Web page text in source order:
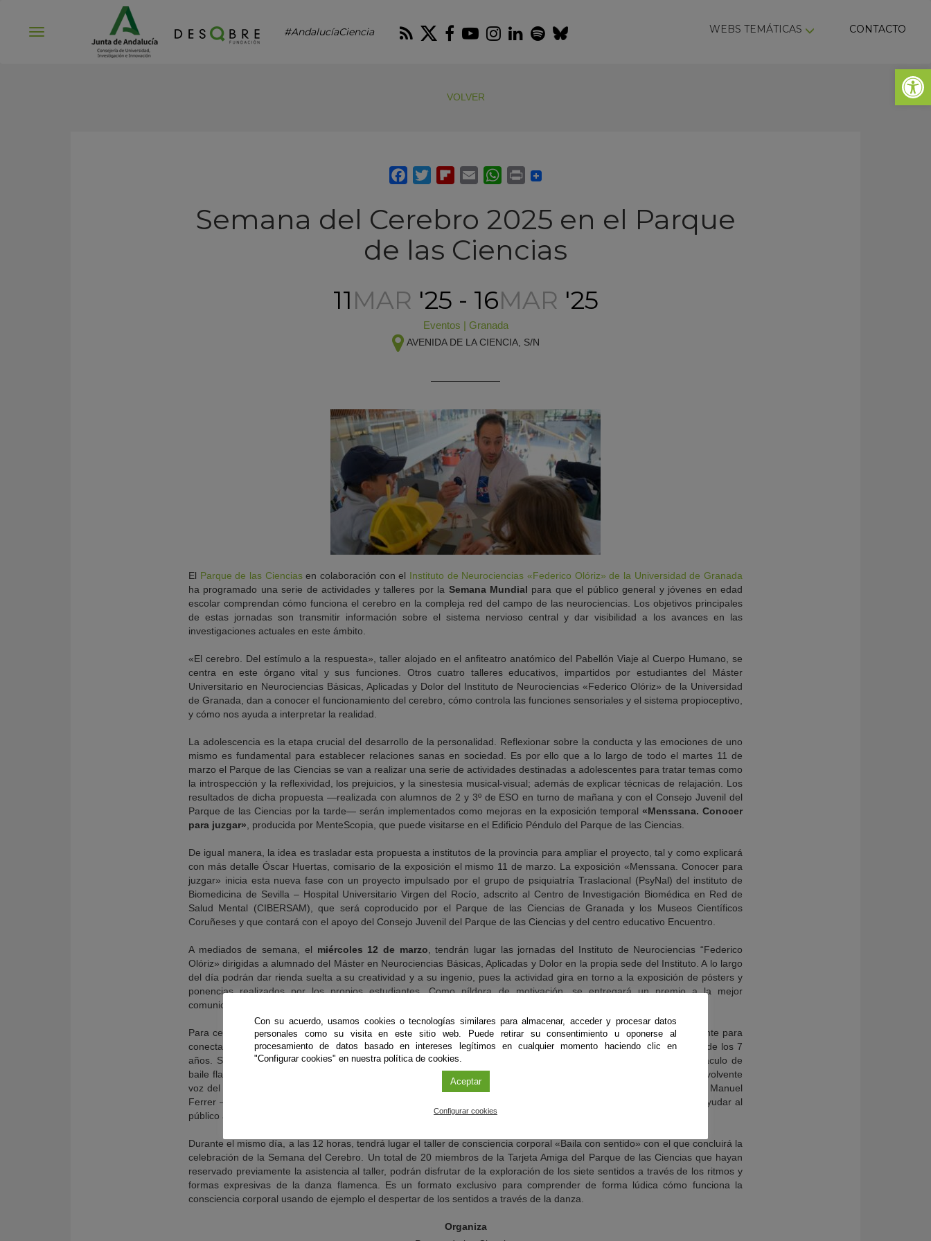
Abrir
#AndalucíaCiencia RSS Twitter
Facebook
Youtube
Instagram
LinkedIn
Spotify
Bluesky WEBS TEMÁTICAS CONTACTO
VOLVER
Semana del Cerebro 2025 en el Parque
de las Ciencias
11MAR '25 - 16MAR '25
Eventos | Granada
AVENIDA DE LA CIENCIA, S/N
El Parque de las Cienciasen colaboración con el Instituto de Neurociencias «Federico Olóriz» de la Universidad de Granada
ha programado una serie de actividades y talleres por la Semana Mundial para que el público general y jóvenes en edad
escolar comprendan cómo funciona el cerebro en la compleja red del campo de las neurociencias. Los objetivos principales
de estas jornadas son transmitir información sobre el sistema nervioso central y dar visibilidad a los avances en las
investigaciones actuales en este ámbito.
«El cerebro. Del estímulo a la respuesta», taller alojado en el anfiteatro anatómico del Pabellón Viaje al Cuerpo Humano, se
centra en este órgano vital y sus funciones. Otros cuatro talleres educativos, impartidos por estudiantes del Máster
Universitario en Neurociencias Básicas, Aplicadas y Dolor del Instituto de Neurociencias «Federico Olóriz» de la Universidad
de Granada, dan a conocer el funcionamiento del cerebro, cómo controla las funciones sensoriales y el sistema propioceptivo,
y cómo nos ayuda a interpretar la realidad.
La adolescencia es la etapa crucial del desarrollo de la personalidad. Reflexionar sobre la conducta y las emociones de uno
mismo es fundamental para establecer relaciones sanas en sociedad. Es por ello que a lo largo de todo el martes 11 de
marzo el Parque de las Ciencias se van a realizar una serie de actividades destinadas a adolescentes para tratar temas como
la introspección y la reflexividad, los prejuicios, y la sinestesia musical-visual; además de explicar técnicas de relajación. Los
resultados de dicha propuesta —realizada con alumnos de 2 y 3º de ESO en turno de mañana y con el Consejo Juvenil del
Parque de las Ciencias por la tarde— serán implementados como mejoras en la exposición temporal«Menssana. Conocer
para juzgar» , producida por MenteScopia, que puede visitarse en el Edificio Péndulo del Parque de las Ciencias.
De igual manera, la idea es trasladar esta propuesta a institutos de la provincia para ampliar el proyecto, tal y como explicará
con más detalle Óscar Huertas, comisario de la exposición el mismo 11 de marzo. La exposición «Menssana. Conocer para
juzgar» inicia esta nueva fase con un proyecto impulsado por el grupo de psiquiatría Traslacional (PsyNal) del instituto de
Biomedicina de Sevilla – Hospital Universitario Virgen del Rocío, adscrito al Centro de Investigación Biomédica en Red de
Salud Mental (CIBERSAM), que será coproducido por el Parque de las Ciencias de Granada y los Museos Científicos
Coruñeses y que contará con el apoyo del Consejo Juvenil del Parque de las Ciencias y del centro educativo Encuentro.
A mediados de semana, el miércoles 12 de marzo , tendrán lugar las jornadas del Instituto de Neurociencias “Federico
Olóriz» dirigidas a alumnado del Máster en Neurociencias Básicas, Aplicadas y Dolor en la propia sede del Instituto. A lo largo
del día podrán dar rienda suelta a su creatividad y a su ingenio, pues la actividad gira en torno a la exposición de pósters y
ponencias realizados por los propios estudiantes. Como píldora de motivación, se entregará un premio a la mejor
comunicación oral al finalizar la jornada.
Para cerrar la semana, eldomingo 16 de marzo a las 11 horas, la música, la danza y el flamenco sirven de puente para
conectar el arte con la neurociencia en el experimento escénico «Siete sentidos» dirigido al público general a partir de los 7
años. Será una oportunidad ideal para indagar en los avances de la neurociencia mientras se disfruta del espectáculo de
baile flamenco de la bailaora Erika Fritz Roa —conocida artísticamente como «Erika la que nació de día»— y la envolvente
voz del cantaor David García Sorroche. La actividad, que estará dirigida por la propia bailaora y la presentará José Manuel
Ferrer —director del Instituto de Neurociencias «Federico Olóriz» de la Universidad de Granada—, tiene como fin ayudar al
público a reconocer de manera consciente cuatro de los siete sentidos a través del movimiento.
Durante el mismo día, a las 12 horas, tendrá lugar el taller de consciencia corporal «Baila con sentido» con el que concluirá la
celebración de la Semana del Cerebro. Un total de 20 miembros de la Tarjeta Amiga del Parque de las Ciencias que hayan
reservado previamente la asistencia al taller, podrán disfrutar de la exploración de los siete sentidos a través de los ritmos y
formas expresivas de la danza flamenca. Es un formato exclusivo para comprender de forma lúdica cómo funciona la
consciencia corporal usando de ejemplo el despertar de los sentidos a través de la danza.
Organiza
Con su acuerdo, usamos cookies o tecnologías similares para almacenar, acceder y procesar datos
personales como su visita en este sitio web. Puede retirar su consentimiento u oponerse al
procesamiento de datos basado en intereses legítimos en cualquier momento haciendo clic en
"Configurar cookies" en nuestra política de cookies.
Aceptar
Configurar cookies